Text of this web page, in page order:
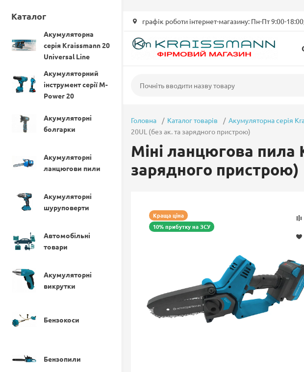
графік роботи інтернет-магазину: Пн-Пт 9:00-
Каталог
Акумуляторна
серія Kraissmann 20
Universal Line
Акумуляторний
інструмент серії M-
Power 20
Акумуляторні
болгарки
Акумуляторні
ланцюгови пили
Акумуляторні
шуруповерти
Автомобільні
товари
Акумуляторні
викрутки
Бензокоси
Бензопили
Головна Каталог товарів Акумуляторна серія
20UL (без ак. та зарядного пристрою)
Міні ланцюгова пила
зарядного пристрою)
Краща ціна
10% прибутку на ЗСУ